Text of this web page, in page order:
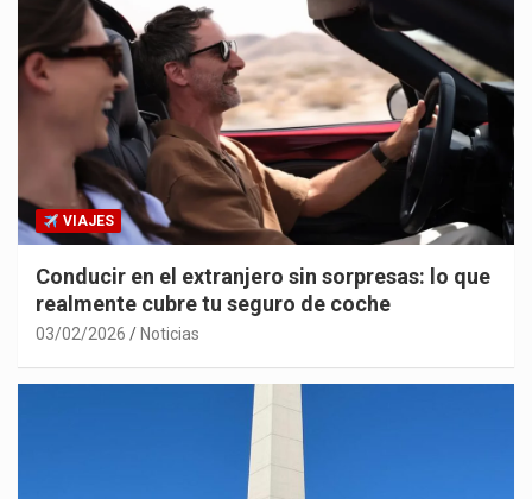
VIAJES
Conducir en el extranjero sin sorpresas: lo que
realmente cubre tu seguro de coche
03/02/2026 Noticias